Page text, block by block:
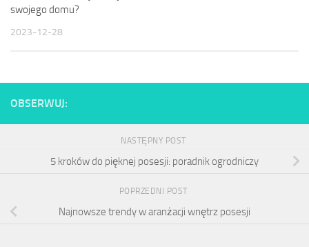
swojego domu?
2023-12-28
OBSERWUJ:
NASTĘPNY POST
5 kroków do pięknej posesji: poradnik ogrodniczy
POPRZEDNI POST
Najnowsze trendy w aranżacji wnętrz posesji